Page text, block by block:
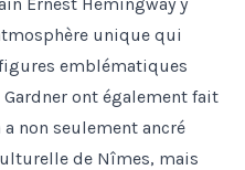
unique qui
emblématiques
ont également fait
non seulement ancré
de Nîmes, mais